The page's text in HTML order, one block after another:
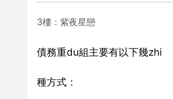
3樓：紫夜星戀
債務重du組主要有以下幾zhi
種方式：